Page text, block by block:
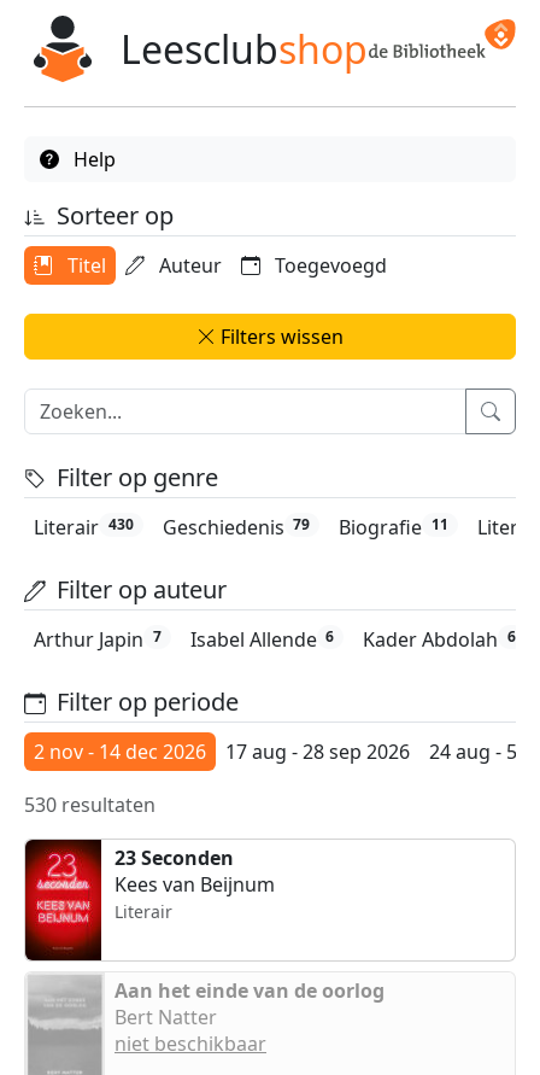
Leesclubshop
Help
Sorteer op
Titel Auteur Toegevoegd
Filters wissen
Filter op genre
Literair 430 Geschiedenis 79 Biografie 11
Filter op auteur
Arthur Japin 7 Isabel Allende 6 Kader Abdolah 6
Filter op periode
17 aug - 28 sep 2026 24 aug - 5
2 nov - 14 dec 2026
530 resultaten
23 Seconden
Kees van Beijnum
Literair
Aan het einde van de oorlog
Bert Natter
niet beschikbaar